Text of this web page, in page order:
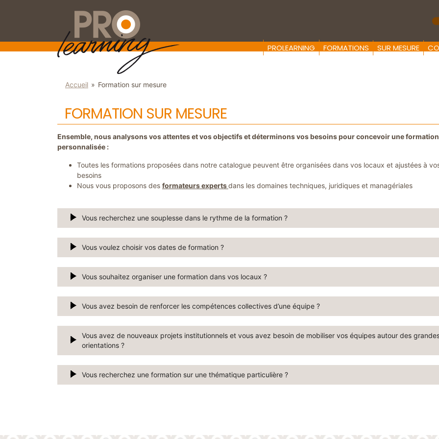
PROLEARNING FORMATIONS SUR MESURE
You
here
Accueil » Formation sur mesure
FORMATION SUR MESURE
Ensemble, nous analysons vos attentes et vos objectifs et déterminons vos besoins pour concevoir une formation
personnalisée :
Toutes les formations proposées dans notre catalogue peuvent être organisées dans vos locaux et ajustées à
besoins
Nous vous proposons des formateurs expertsdans les domaines techniques, juridiques et managériales
Vous recherchez une souplesse dans le rythme de la formation ?
Vous voulez choisir vos dates de formation ?
Vous souhaitez organiser une formation dans vos locaux ?
Vous avez besoin de renforcer les compétences collectives d’une équipe ?
Vous avez de nouveaux projets institutionnels et vous avez besoin de mobiliser vos équipes autour des
orientations ?
Vous recherchez une formation sur une thématique particulière ?